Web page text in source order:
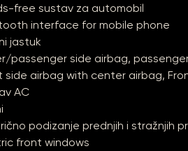
free sustav za automobil
interface for mobile phone
jastuk
passenger side airbag,
side airbag with center airbag,
AC
podizanje prednjih i stražnjih
front windows